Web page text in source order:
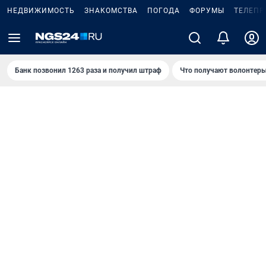
НЕДВИЖИМОСТЬ ЗНАКОМСТВА ПОГОДА ФОРУМЫ
Банк позвонил 1263 раза и получил штраф Что получают